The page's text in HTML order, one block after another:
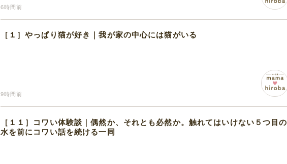
6時間前
［１］やっぱり猫が好き｜我が家の中心には猫がいる
9時間前
［１１］コワい体験談｜偶然か、それとも必然か。触れてはいけない５つ目の
水を前にコワい話を続ける一同